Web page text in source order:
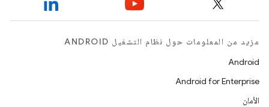
مزيد من المعلومات حول نظام التشغيل ANDROID
Android
Android for Enterprise
الأمان